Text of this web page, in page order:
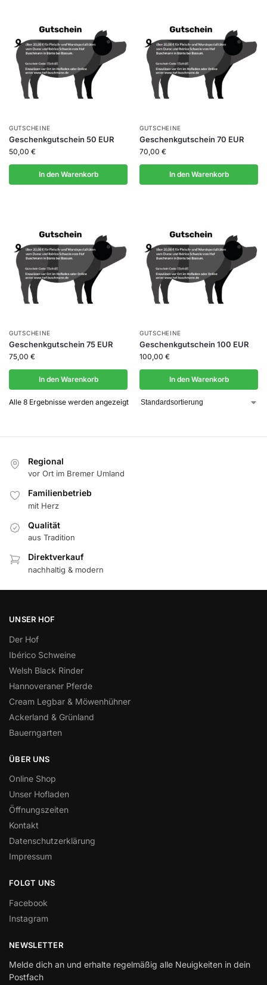
GUTSCHEINE
Geschenkgutschein 50 EUR
50,00 €
In den Warenkorb
GUTSCHEINE
Geschenkgutschein 70 EUR
70,00 €
In den Warenkorb
GUTSCHEINE
Geschenkgutschein 75 EUR
75,00 €
In den Warenkorb
GUTSCHEINE
Geschenkgutschein 100 EUR
100,00 €
In den Warenkorb
Alle 8 Ergebnisse werden angezeigt
Regional
vor Ort im Bremer Umland
Familienbetrieb
mit Herz
Qualität
aus Tradition
Direktverkauf
nachhaltig & modern
UNSER HOF
Der Hof
Ibérico Schweine
Welsh Black Rinder
Hannoveraner Pferde
Cream Legbar & Möwenhühner
Ackerland & Grünland
Bauerngarten
ÜBER UNS
Online Shop
Unser Hofladen
Öffnungszeiten
Kontakt
Datenschutzerklärung
Impressum
FOLGT UNS
Facebook
Instagram
NEWSLETTER
Melde dich an und erhalte regelmäßig alle Neuigkeiten in dein
Postfach